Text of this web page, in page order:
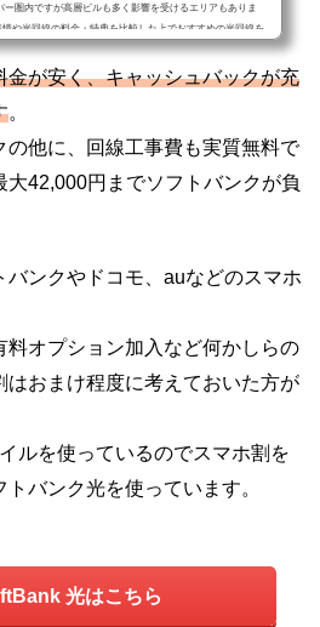
ー圏内ですが高層ビルも多く影響を受けるエリアもありま
や光回線の料金・特典を比較した上でおすすめの光回線を
。光回線の「SoftBank光」は4万円のキャッシュバック中！
線の通信速度を測定港区麻布十番の自宅の通信速度は上記の
るソフトバンク光の通信速度は日...
金が安く、キャッシュバックが充
。
の他に、回線工事費も実質無料で
42,000円までソフトバンクが負
ンクやドコモ、auなどのスマホ
料オプション加入など何かしらの
はおまけ程度に考えておいた方が
ルを使っているのでスマホ割を
バンク光を使っています。
光はこちら